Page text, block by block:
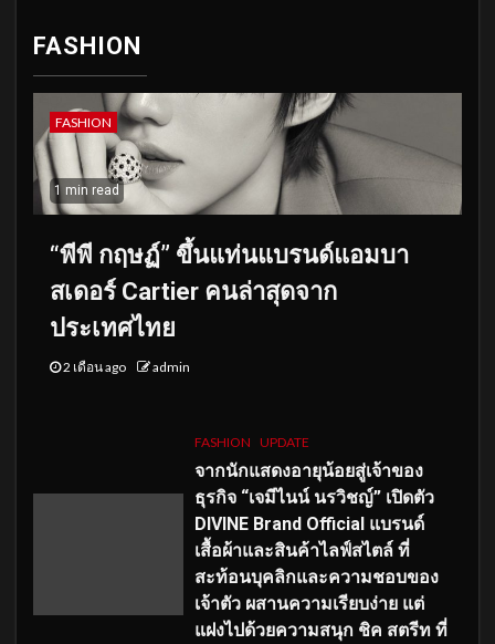
FASHION
FASHION
1 min read
“พีพี กฤษฏ์” ขึ้นแท่นแบรนด์แอมบา
สเดอร์ Cartier คนล่าสุดจาก
ประเทศไทย
2 เดือน ago admin
FASHION UPDATE
จากนักแสดงอายุน้อยสู่เจ้าของ
ธุรกิจ “เจมีไนน์ นรวิชญ์” เปิดตัว
DIVINE Brand Official แบรนด์
เสื้อผ้าและสินค้าไลฟ์สไตล์ ที่
สะท้อนบุคลิกและความชอบของ
เจ้าตัว ผสานความเรียบง่าย แต่
แฝงไปด้วยความสนุก ชิค สตรีท ที่